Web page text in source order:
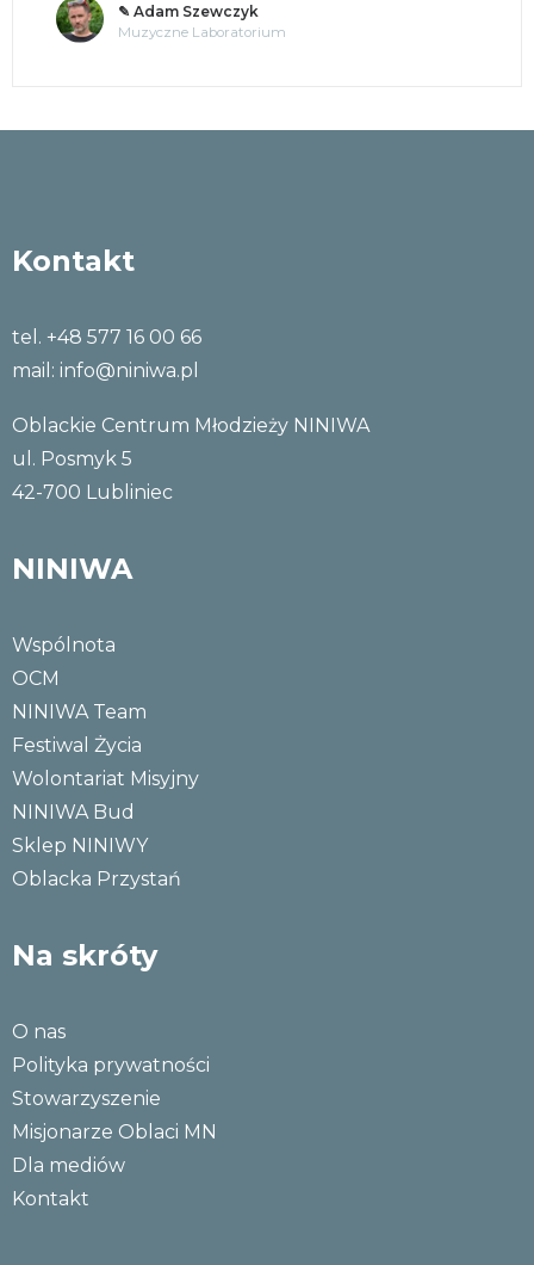
✎ Adam Szewczyk
Muzyczne Laboratorium
Kontakt
tel. +48 577 16 00 66
mail: info@niniwa.pl
Oblackie Centrum Młodzieży NINIWA
ul. Posmyk 5
42-700 Lubliniec
NINIWA
Wspólnota
OCM
NINIWA Team
Festiwal Życia
Wolontariat Misyjny
NINIWA Bud
Sklep NINIWY
Oblacka Przystań
Na skróty
O nas
Polityka prywatności
Stowarzyszenie
Misjonarze Oblaci MN
Dla mediów
Kontakt